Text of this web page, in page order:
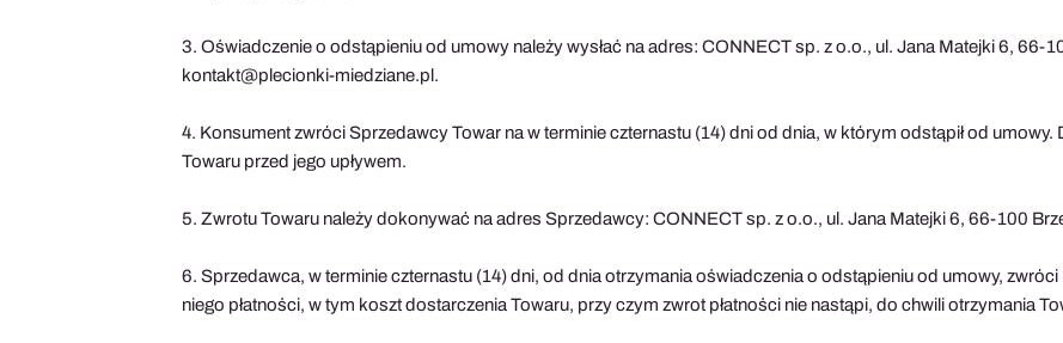
3. Oświadczenie o odstąpieniu od umowy należy wysłać na adres: CONNECT sp. z o.o., ul. Jana Matejki 6, 66-
kontakt@plecionki-miedziane.pl.
4. Konsument zwróci Sprzedawcy Towar na w terminie czternastu (14) dni od dnia, w którym odstąpił od
Towaru przed jego upływem.
5. Zwrotu Towaru należy dokonywać na adres Sprzedawcy: CONNECT sp. z o.o., ul. Jana Matejki 6, 66-100
6. Sprzedawca, w terminie czternastu (14) dni, od dnia otrzymania oświadczenia o odstąpieniu od umowy,
niego płatności, w tym koszt dostarczenia Towaru, przy czym zwrot płatności nie nastąpi, do chwili otrzymania